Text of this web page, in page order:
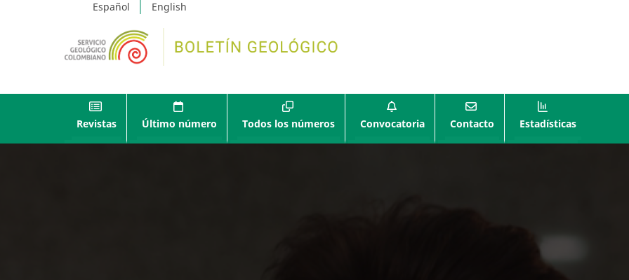
Español English
Revistas Último número Todos los números Convocatoria Contacto Estadísticas